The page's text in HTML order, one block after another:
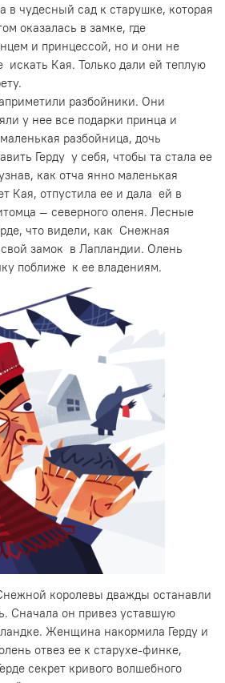
в чудесный сад к старушке, которая
оказалась в замке, где
и принцессой, но и они не
искать Кая. Только дали ей теплую
разбойники. Они
у нее все подарки принца и
разбойница, дочь
Герду у себя, чтобы та стала ее
как отча янно маленькая
Кая, отпустила ее и дала ей в
— северного оленя. Лесные
что видели, как Снежная
свой замок в Лапландии. Олень
поближе к ее владениям.
королевы дважды останавли
Сначала он привез уставшую
Женщина накормила Герду и
отвез ее к старухе-финке,
секрет кривого волшебного